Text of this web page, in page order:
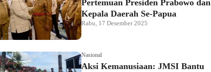
Pertemuan Presiden Prabowo dan
Kepala Daerah Se-Papua
Rabu, 17 Desember 2025
Nasional
Aksi Kemanusiaan: JMSI Bantu